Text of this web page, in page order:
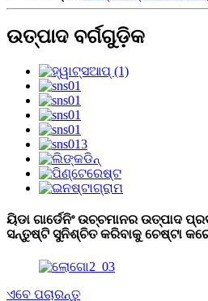
ଉତ୍ପାଦ ବର୍ଗଗୁଡ଼ିକ
ୟିଡା ଗାର୍ଡେନିଂ ଉଚ୍ଚମାନର ଉତ୍ପାଦ
ସନ୍ତୁଷ୍ଟି ସୁନିଶ୍ଚିତ କରିବାକୁ ଚେଷ୍ଟା
ଏବେ ପଚାରନ୍ତୁ